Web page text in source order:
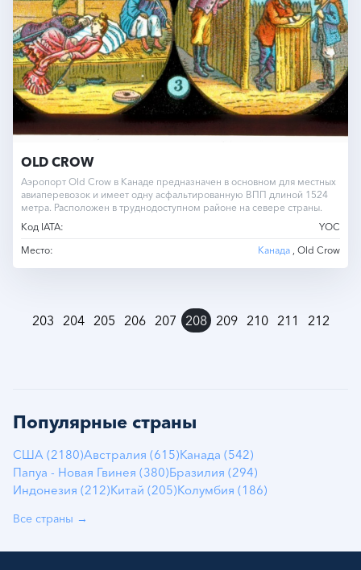
OLD CROW
Аэропорт Old Crow в Канаде предназначен в основном для местных
авиаперевозок и имеет одну асфальтированную ВПП длиной 1524
метра. Расположен в труднодоступном районе на севере страны.
Код IATA:
YOC
Место:
Канада , Old Crow
203 204 205 206 207 208 209 210 211 212
Популярные страны
США (2180)Австралия (615)Канада (542)
Папуа - Новая Гвинея (380)Бразилия (294)
Индонезия (212)Китай (205)Колумбия (186)
Все страны →